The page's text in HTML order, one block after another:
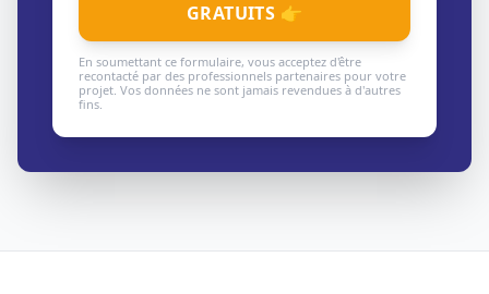
GRATUITS 👉
En soumettant ce formulaire, vous acceptez d'être
recontacté par des professionnels partenaires pour votre
projet. Vos données ne sont jamais revendues à d'autres
fins.